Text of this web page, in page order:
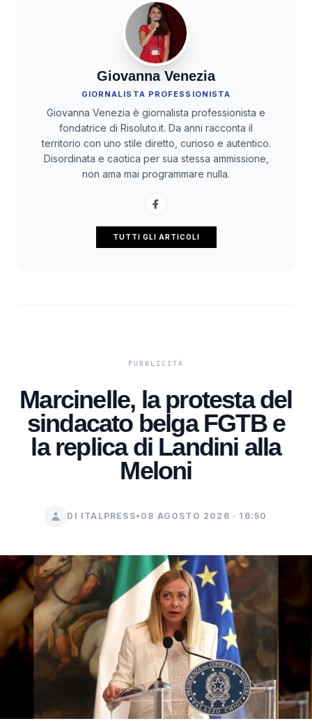
Giovanna Venezia
GIORNALISTA PROFESSIONISTA
Giovanna Venezia è giornalista professionista e
fondatrice di Risoluto.it. Da anni racconta il
territorio con uno stile diretto, curioso e autentico.
Disordinata e caotica per sua stessa ammissione,
non ama mai programmare nulla.
TUTTI GLI ARTICOLI
Marcinelle, la protesta del
sindacato belga FGTB e
la replica di Landini alla
Meloni
DI ITALPRESS• 08 AGOSTO 2026 · 16:50